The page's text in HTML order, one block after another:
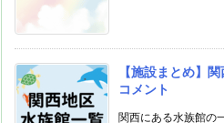
【施設まとめ】
コメント
関西にある水族館の